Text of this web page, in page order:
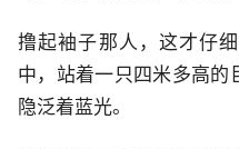
撸起袖子那人，这才仔
中，站着一只四米多高的
隐泛着蓝光。